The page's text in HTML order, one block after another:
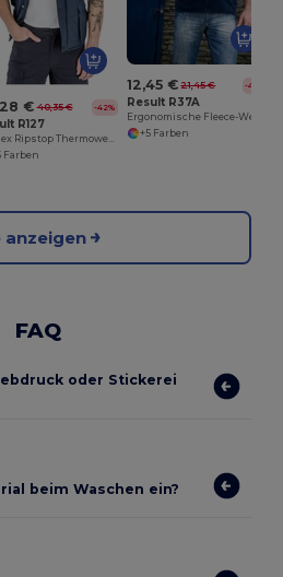
€ 40,35 € -42%
R127
Unisex Ripstop Thermoweste mit Taschenvielfalt
Farben
12,45 € 21,45 € -42%
Result R37A
+5 Farben
anzeigen
FAQ
oder Stickerei
beim Waschen ein?